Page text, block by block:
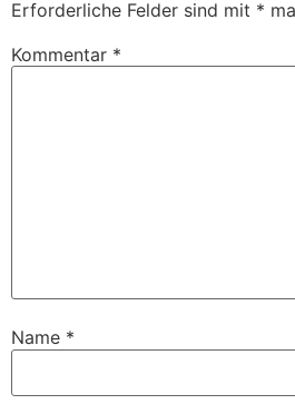
Erforderliche Felder sind mit *
Kommentar *
Name *